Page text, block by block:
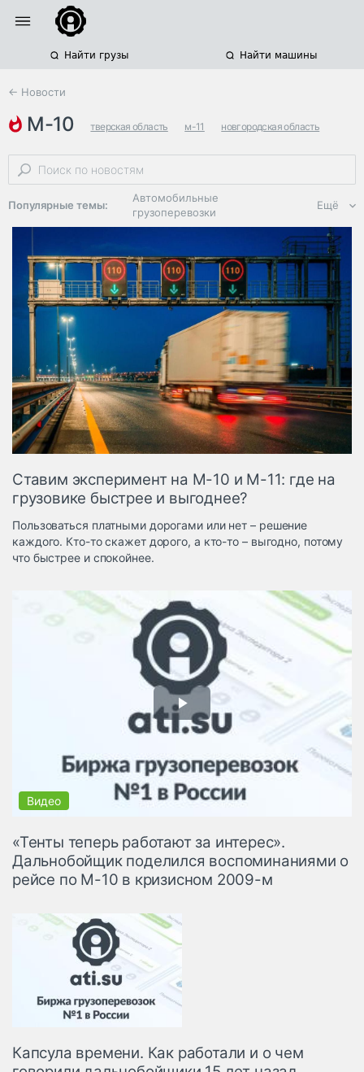
Найти грузы Найти машины
← Новости
м-10 тверская область м-11 новгородская область
Популярные темы:
Автомобильные
грузоперевозки
логистика
ЭДО, ИТ в
логистике
инфраструктура
Логистика, грузы
Негабаритные и
опасные грузы
Безопасность и
страхование
Таможня и ВЭД
грузовые
терминалы
Коммерческий
Спецтехника
Автосервис,
запчасти, шины
Топливо, масла и
автохимия
Дзен
Ещё
Ставим эксперимент на М-10 и М-11: где на
грузовике быстрее и выгоднее?
Пользоваться платными дорогами или нет – решение
каждого. Кто-то скажет дорого, а кто-то – выгодно, потому
что быстрее и спокойнее.
«Тенты теперь работают за интерес».
Дальнобойщик поделился воспоминаниями о
рейсе по М-10 в кризисном 2009-м
Капсула времени. Как работали и о чем